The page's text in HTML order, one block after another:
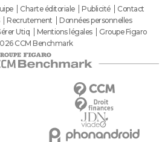
Charte éditoriale Publicité
Contact
Recrutement
Données personnelles
Utiq Mentions légales
Groupe Figaro
CCM Benchmark